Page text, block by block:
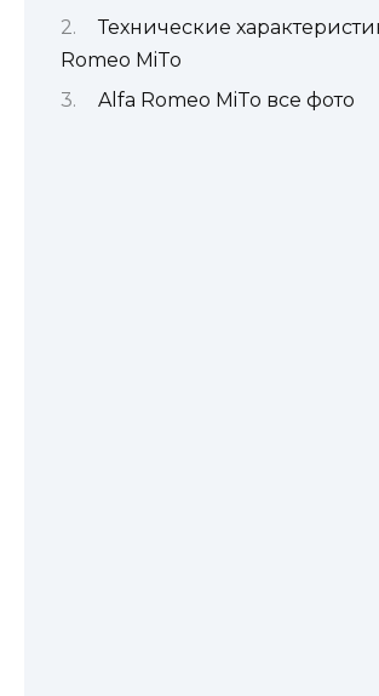
Технические
Romeo MiTo
Alfa Romeo MiTo все фото